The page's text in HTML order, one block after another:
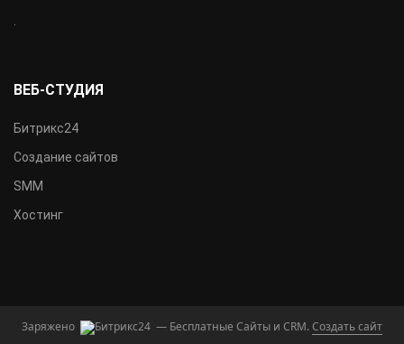
ВЕБ-СТУДИЯ
Битрикс24
Создание сайтов
SMM
Хостинг
Заряжено — Бесплатные Сайты и CRM.Создать сайт